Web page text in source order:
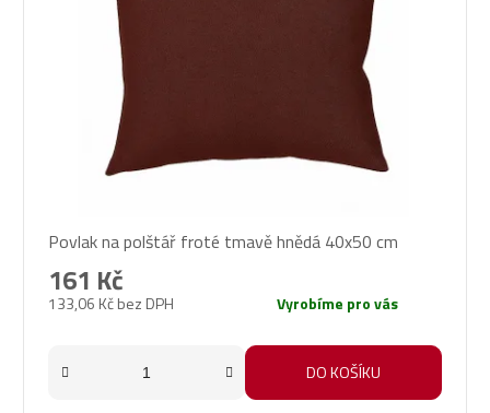
Povlak na polštář froté tmavě hnědá 40x50 cm
133,06 Kč bez DPH
161 Kč
Vyrobíme pro vás
DO KOŠÍKU